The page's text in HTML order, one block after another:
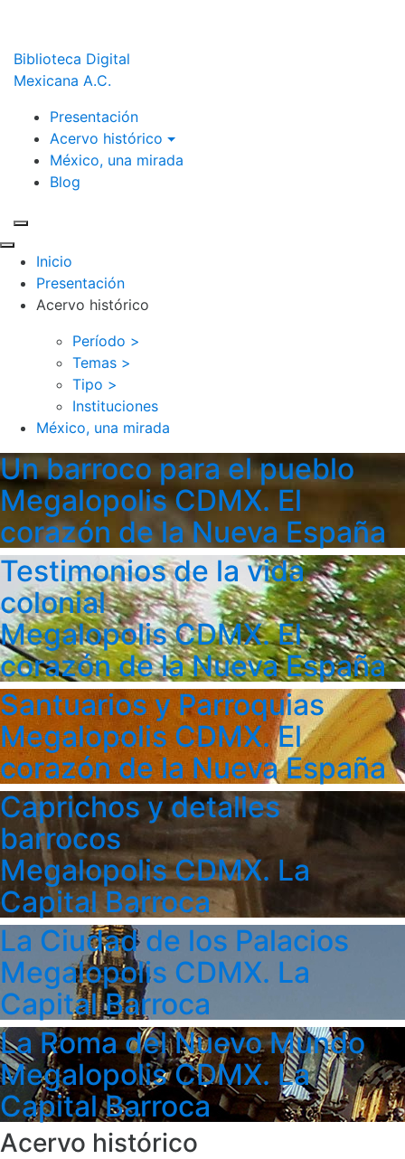
Biblioteca Digital
Mexicana A.C.
Presentación
Acervo histórico
México, una mirada
Blog
Inicio
Presentación
Acervo histórico
Período >
Temas >
Tipo >
Instituciones
México, una mirada
Un barroco para el pueblo
Megalopolis CDMX. El
corazón de la Nueva España
Testimonios de la vida
colonial
Megalopolis CDMX. El
corazón de la Nueva España
Santuarios y Parroquias
Megalopolis CDMX. El
corazón de la Nueva España
Caprichos y detalles
barrocos
Megalopolis CDMX. La
Capital Barroca
La Ciudad de los Palacios
Megalopolis CDMX. La
Capital Barroca
La Roma del Nuevo Mundo
Megalopolis CDMX. La
Capital Barroca
Acervo histórico